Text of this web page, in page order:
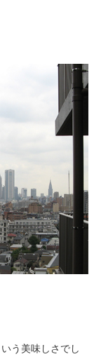
う美味しさでし